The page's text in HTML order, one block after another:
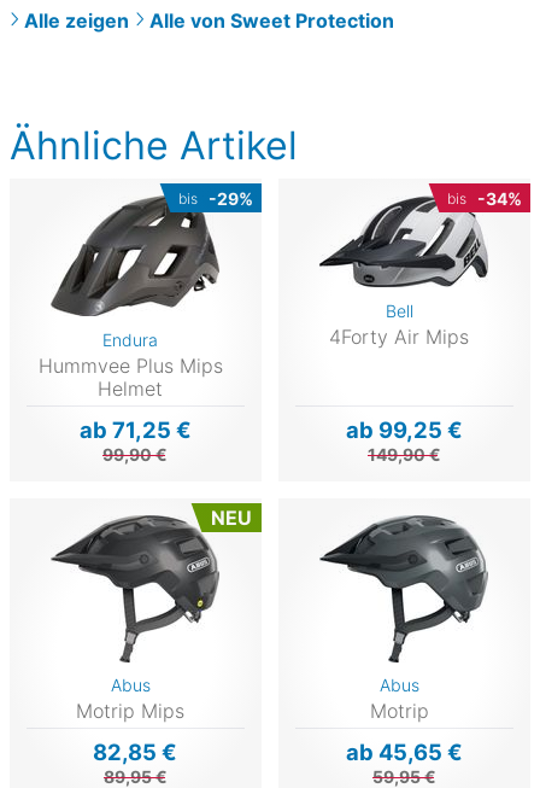
Ähnliche Artikel
bis -29%
Endura
Hummvee Plus Mips
Helmet
ab 71,25 €
99,90 €
bis -34%
Bell
4Forty Air Mips
ab 99,25 €
149,90 €
NEU
Abus
Motrip Mips
82,85 €
89,95 €
Abus
Motrip
ab 45,65 €
59,95 €
Alle zeigen Alle von Sweet Protection